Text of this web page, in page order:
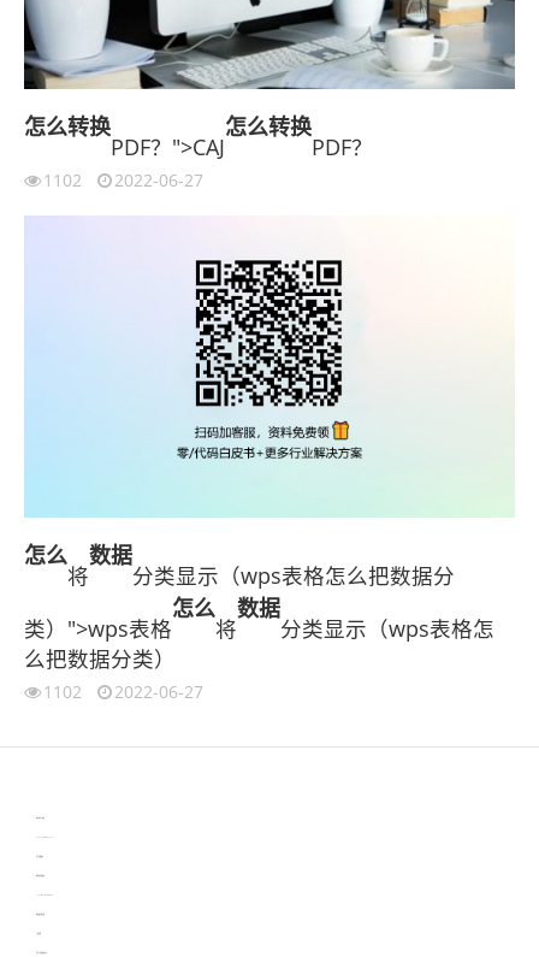
怎么转换
PDF？">CAJ
怎么转换
PDF？
1102 2022-06-27
怎么
将
数据
分类显示（wps表格怎么把数据分
类）">wps表格
怎么
将
数据
分类显示（wps表格怎
么把数据分类）
1102 2022-06-27